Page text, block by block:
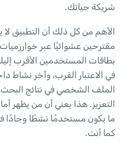
شريكة حياتك.
الأهم من كل ذلك أن التطبيق
مقترحين عشوائيًا عبر
بطاقات المستخدمين الأقرب
في الاعتبار القرب، وآخر نشاط
الملف الشخصي في نتائج
التعزيز. هذا يعني أن من يظهر
ما يكون مستخدمًا نشطًا وجادًا
كما أنت.